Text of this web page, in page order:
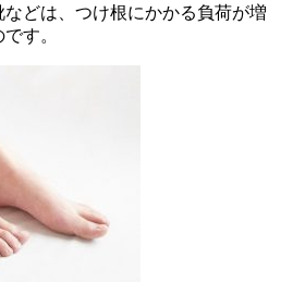
どは、つけ根にかかる負荷が増
す。